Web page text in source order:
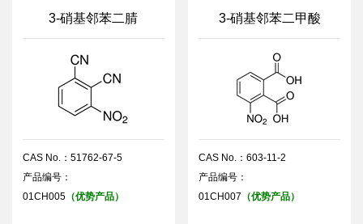
3-硝基邻苯二腈
CAS No.：51762-67-5
产品编号：
01CH005（优势产品）
3-硝基邻苯二甲酸
CAS No.：603-11-2
产品编号：
01CH007 （优势产品）